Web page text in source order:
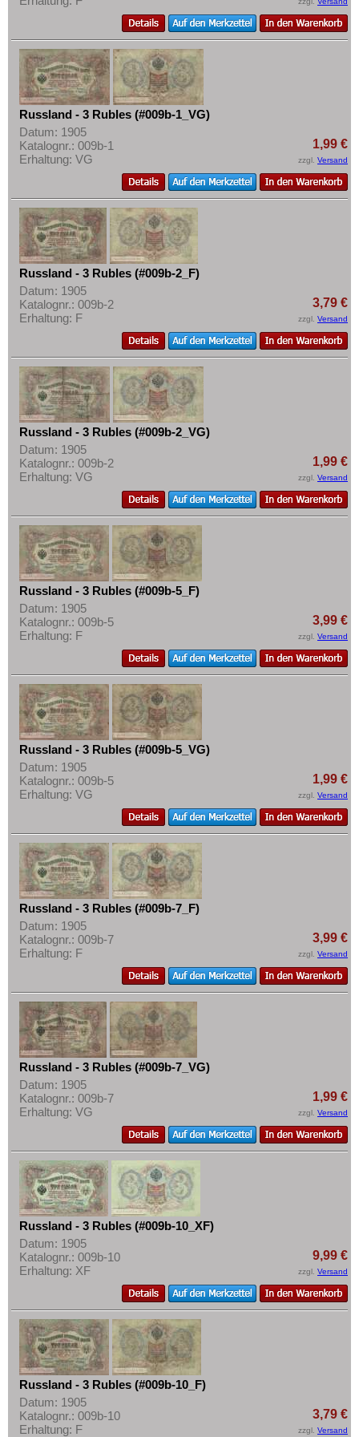
Spanien
Spitzbergen
Tatarstan
Transnistrien
Tschechische Republik
Tschechoslowakei
Ukraine
Ungarn
Vatikan
Weissrussland
Zypern
Mehr über...
Zahlungsbedingungen
Privatsphäre und Datenschutz
Widerrufsbelehrung
Liefer- und Versandkosten
AGB
Impressum
Russland - 3 Rubles (#009b-1_VG)
Datum: 1905
Katalognr.: 009b-1
Erhaltung: VG
1,99 €
zzgl. Versand
Russland - 3 Rubles (#009b-2_F)
Datum: 1905
Katalognr.: 009b-2
Erhaltung: F
3,79 €
zzgl. Versand
Russland - 3 Rubles (#009b-2_VG)
Datum: 1905
Katalognr.: 009b-2
Erhaltung: VG
1,99 €
zzgl. Versand
Russland - 3 Rubles (#009b-5_F)
Datum: 1905
Katalognr.: 009b-5
Erhaltung: F
3,99 €
zzgl. Versand
Russland - 3 Rubles (#009b-5_VG)
Datum: 1905
Katalognr.: 009b-5
Erhaltung: VG
1,99 €
zzgl. Versand
Russland - 3 Rubles (#009b-7_F)
Datum: 1905
Katalognr.: 009b-7
Erhaltung: F
3,99 €
zzgl. Versand
Russland - 3 Rubles (#009b-7_VG)
Datum: 1905
Katalognr.: 009b-7
Erhaltung: VG
1,99 €
zzgl. Versand
Russland - 3 Rubles (#009b-10_XF)
Datum: 1905
Katalognr.: 009b-10
Erhaltung: XF
9,99 €
zzgl. Versand
Russland - 3 Rubles (#009b-10_F)
Datum: 1905
Katalognr.: 009b-10
Erhaltung: F
3,79 €
zzgl. Versand